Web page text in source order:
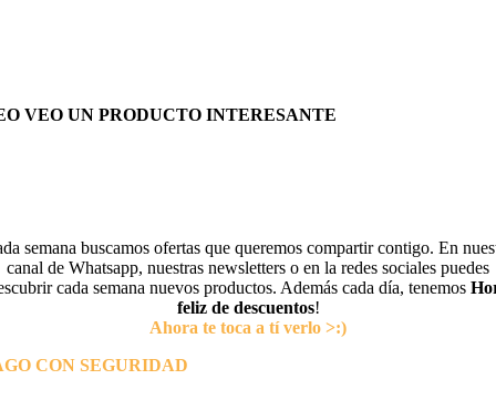
VEO UN PRODUCTO INTERESANTE
semana buscamos ofertas que queremos compartir contigo. En
canal de Whatsapp, nuestras newsletters o en la redes sociales puedes
cada semana nuevos productos. Además cada día, tenemos
feliz de descuentos!
Ahora te toca a tí verlo >:)
CON SEGURIDAD